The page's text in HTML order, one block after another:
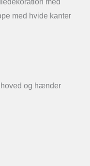
med
med hvide kanter
og hænder